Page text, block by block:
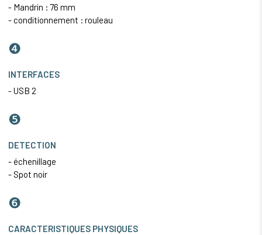
- Mandrin : 76 mm
- conditionnement : rouleau
❹
INTERFACES
- USB 2
❺
DETECTION
- échenillage
- Spot noir
❻
CARACTERISTIQUES PHYSIQUES